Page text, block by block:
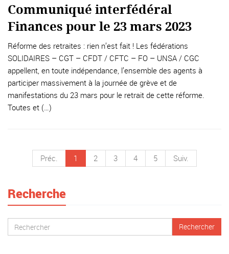
Communiqué interfédéral
Finances pour le 23 mars 2023
Réforme des retraites : rien n’est fait ! Les fédérations
SOLIDAIRES – CGT – CFDT / CFTC – FO – UNSA / CGC
appellent, en toute indépendance, l’ensemble des agents à
participer massivement à la journée de grève et de
manifestations du 23 mars pour le retrait de cette réforme.
Toutes et (…)
Préc. 1 2 3 4 5 Suiv.
Recherche